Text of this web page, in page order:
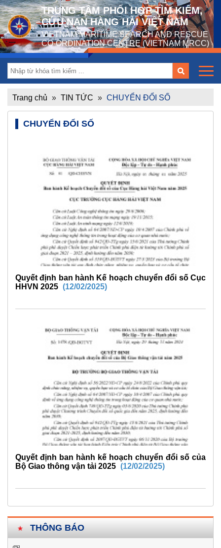
TRUNG TÂM PHỐI HỢP TÌM KIẾM,
CỨU NẠN HÀNG HẢI VIỆT NAM
VIETNAM MARITIME SEARCH AND RESCUE
CO-ORDINATION CENTRE (VIETNAM MRCC)
Trang chủ » TIN TỨC » CHUYỂN ĐỔI SỐ
THÔNG BÁO
CHUYỂN ĐỔI SỐ
Quyết định ban hành Kế hoạch chuyển đổi số Cục
HHVN 2025 (12/02/2025)
Quyết định ban hành kế hoạch chuyển đổi số của
Bộ Giao thông vận tải 2025 (12/02/2025)